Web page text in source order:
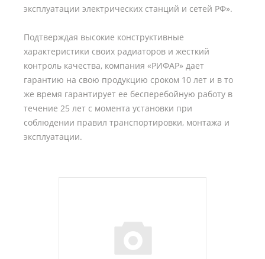
эксплуатации электрических станций и сетей РФ».
Подтверждая высокие конструктивные
характеристики своих радиаторов и жесткий
контроль качества, компания «РИФАР» дает
гарантию на свою продукцию сроком 10 лет и в то
же время гарантирует ее бесперебойную работу в
течение 25 лет с момента установки при
соблюдении правил транспортировки, монтажа и
эксплуатации.